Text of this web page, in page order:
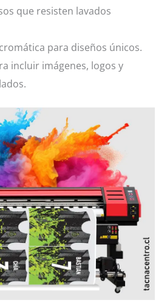
que resisten lavados
para diseños únicos.
incluir imágenes, logos y